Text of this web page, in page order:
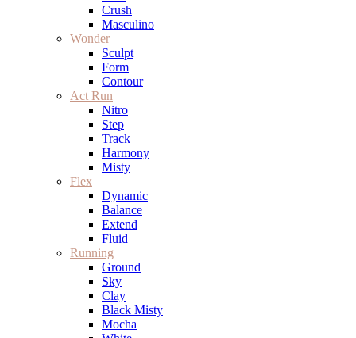
Crush
Masculino
Wonder
Sculpt
Form
Contour
Act Run
Nitro
Step
Track
Harmony
Misty
Flex
Dynamic
Balance
Extend
Fluid
Running
Ground
Sky
Clay
Black Misty
Mocha